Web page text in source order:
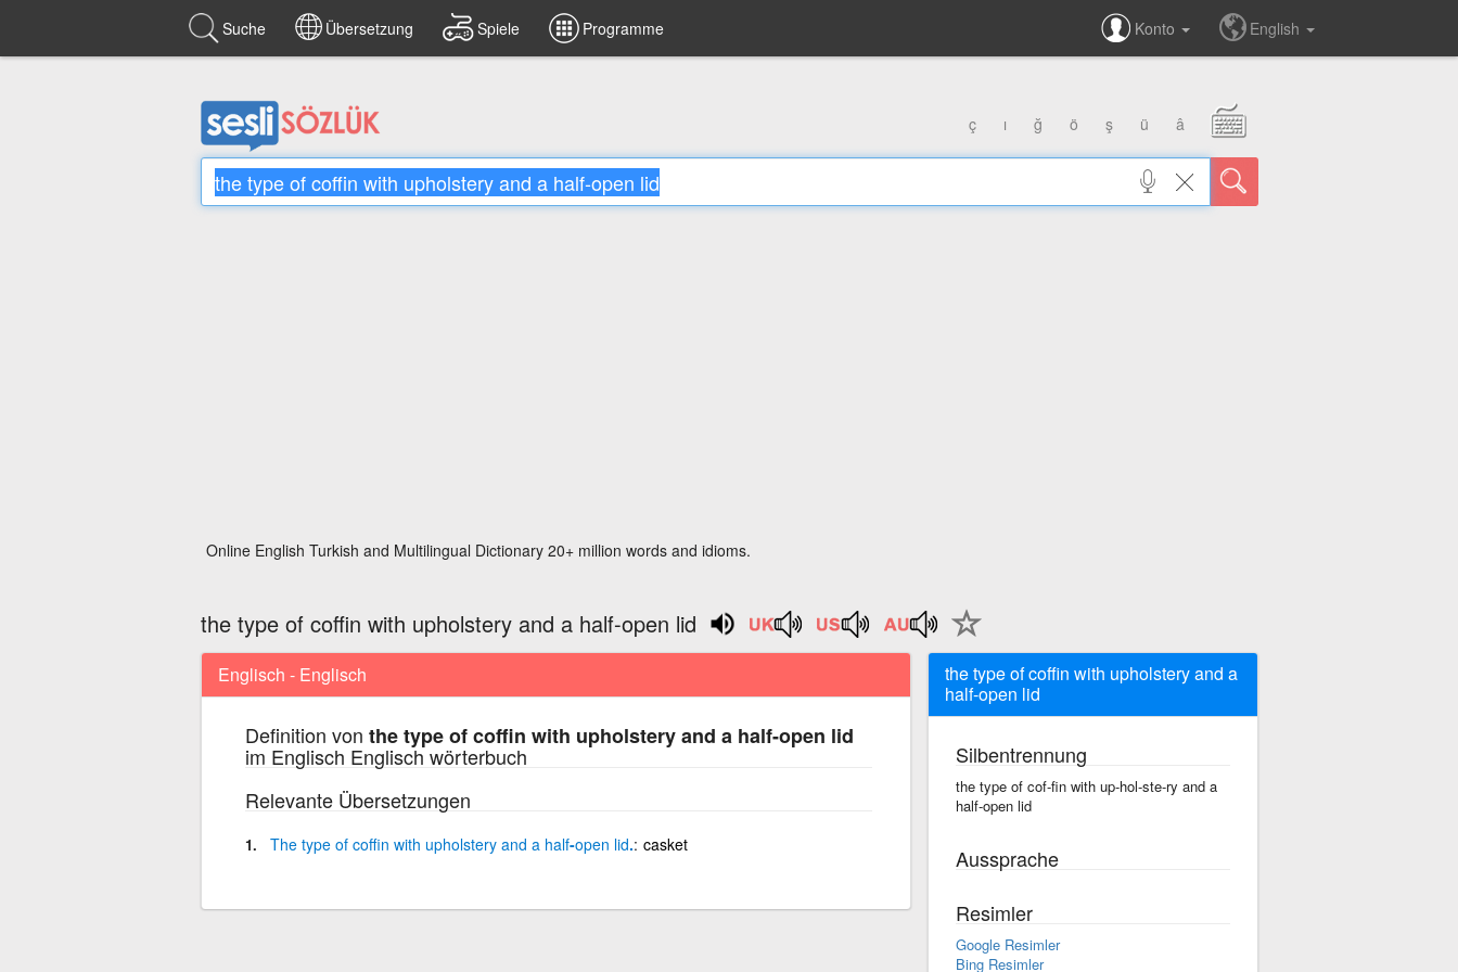
Suche Übersetzung Spiele Programme Konto English
ç ı ğ ö ş ü â
Online English Turkish and Multilingual Dictionary 20+ million words and idioms.
the type of coffin with upholstery and a half-open lid
Englisch - Englisch
Definition von the type of coffin with upholstery and a half-open lid
im Englisch Englisch wörterbuch
Relevante Übersetzungen
The type of coffin with upholstery and a half-open lid. casket
the type of coffin with upholstery and a
half-open lid
Silbentrennung
the type of cof-fin with up-hol-ste-ry and a
half-open lid
Aussprache
Resimler
Google Resimler
Bing Resimler